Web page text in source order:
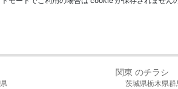
関東 のチラシ
茨城県栃木県群